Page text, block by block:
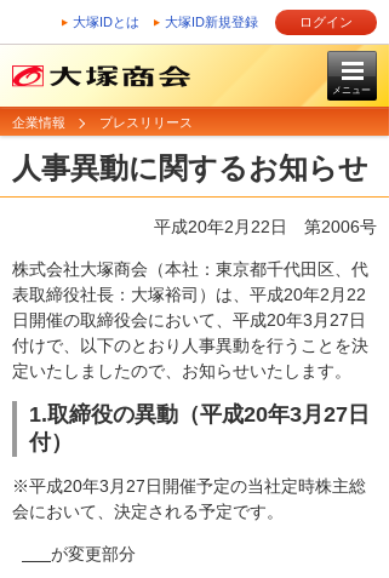
大塚IDとは 大塚ID新規登録 ログイン
メニュー
企業情報 プレスリリース
人事異動に関するお知らせ
平成20年2月22日 第2006号
株式会社大塚商会（本社：東京都千代田区、代
表取締役社長：大塚裕司）は、平成20年2月22
日開催の取締役会において、平成20年3月27日
付けで、以下のとおり人事異動を行うことを決
定いたしましたので、お知らせいたします。
1.取締役の異動（平成20年3月27日
付）
※平成20年3月27日開催予定の当社定時株主総
会において、決定される予定です。
が変更部分